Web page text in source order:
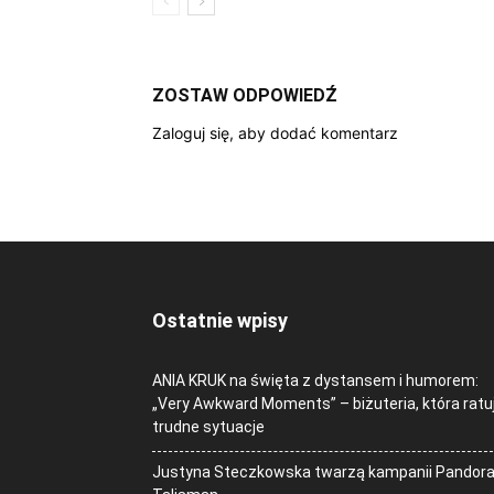
ZOSTAW ODPOWIEDŹ
Zaloguj się, aby dodać komentarz
Ostatnie wpisy
ANIA KRUK na święta z dystansem i humorem:
„Very Awkward Moments” – biżuteria, która
trudne sytuacje
Justyna Steczkowska twarzą kampanii Pandora